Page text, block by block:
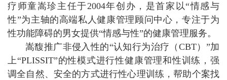
疗师童嵩珍主任于2004年创办，是首家以“情感与
性”为主轴的高端私人健康管理顾问中心，专注于为
性功能障碍的男女提供“情感与性”的健康管理服务。
嵩馥推广非侵入性的“认知行为治疗（CBT）”加
上“PLISSIT”的性模式进行性健康管理和性训练，强
调全自然、安全的方式进行性心理训练，帮助个案找